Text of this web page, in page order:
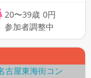
20〜39歳 0円
参加者調整中